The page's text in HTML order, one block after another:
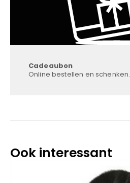
Cadeaubon
Online bestellen en schenken.
Ook interessant